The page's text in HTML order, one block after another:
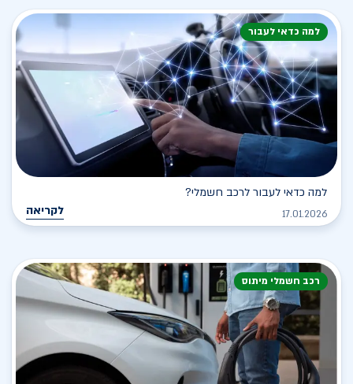
למה כדאי לעבור
למה כדאי לעבור לרכב חשמלי?
17.01.2026 לקריאה
רכב חשמלי מיתוס